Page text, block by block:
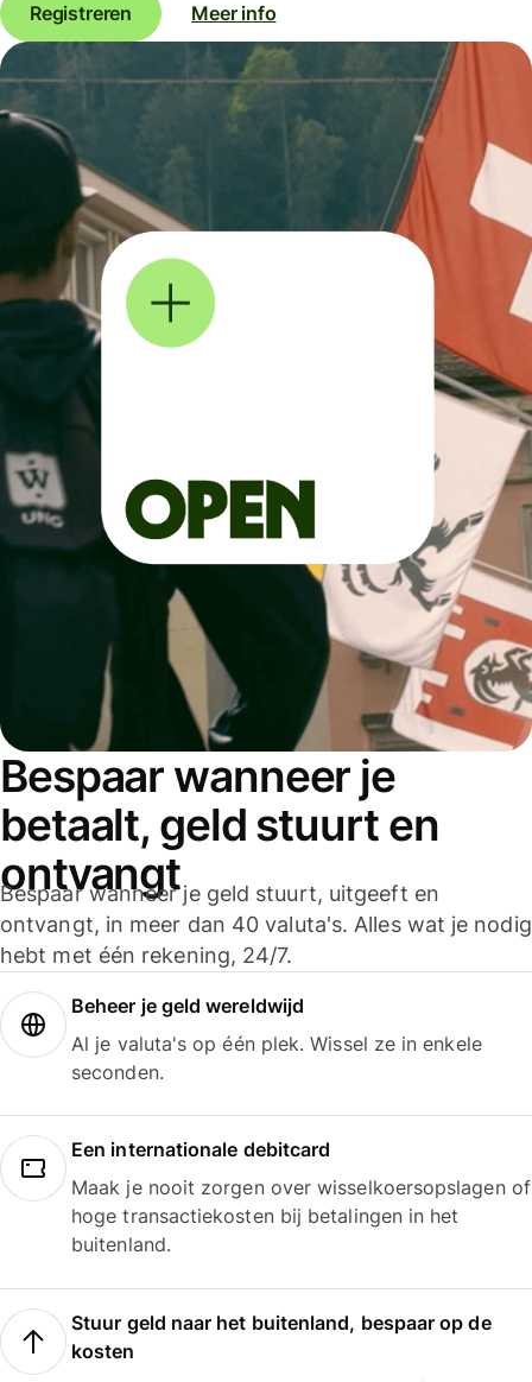
Registreren Meer info
Bespaar wanneer je
betaalt, geld stuurt en
ontvangt
Bespaar wanneer je geld stuurt, uitgeeft en
ontvangt, in meer dan 40 valuta's. Alles wat je nodig
hebt met één rekening, 24/7.
Beheer je geld wereldwijd
Al je valuta's op één plek. Wissel ze in enkele
seconden.
Een internationale debitcard
Maak je nooit zorgen over wisselkoersopslagen of
hoge transactiekosten bij betalingen in het
buitenland.
Stuur geld naar het buitenland, bespaar op de
kosten